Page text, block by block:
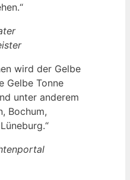
wird der Gelbe
Gelbe Tonne
unter anderem
Bochum,